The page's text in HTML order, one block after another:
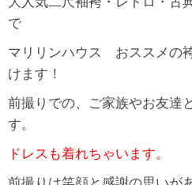
で
マリリンハウス おススメの
けます！
前撮りでの、ご家族やお友達
す。
ドレスも着れちゃいます。